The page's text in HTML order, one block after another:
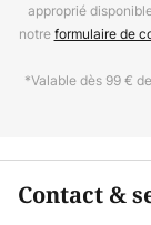
approprié
notreformulaire de
*Valable dès 99 €
Contact &